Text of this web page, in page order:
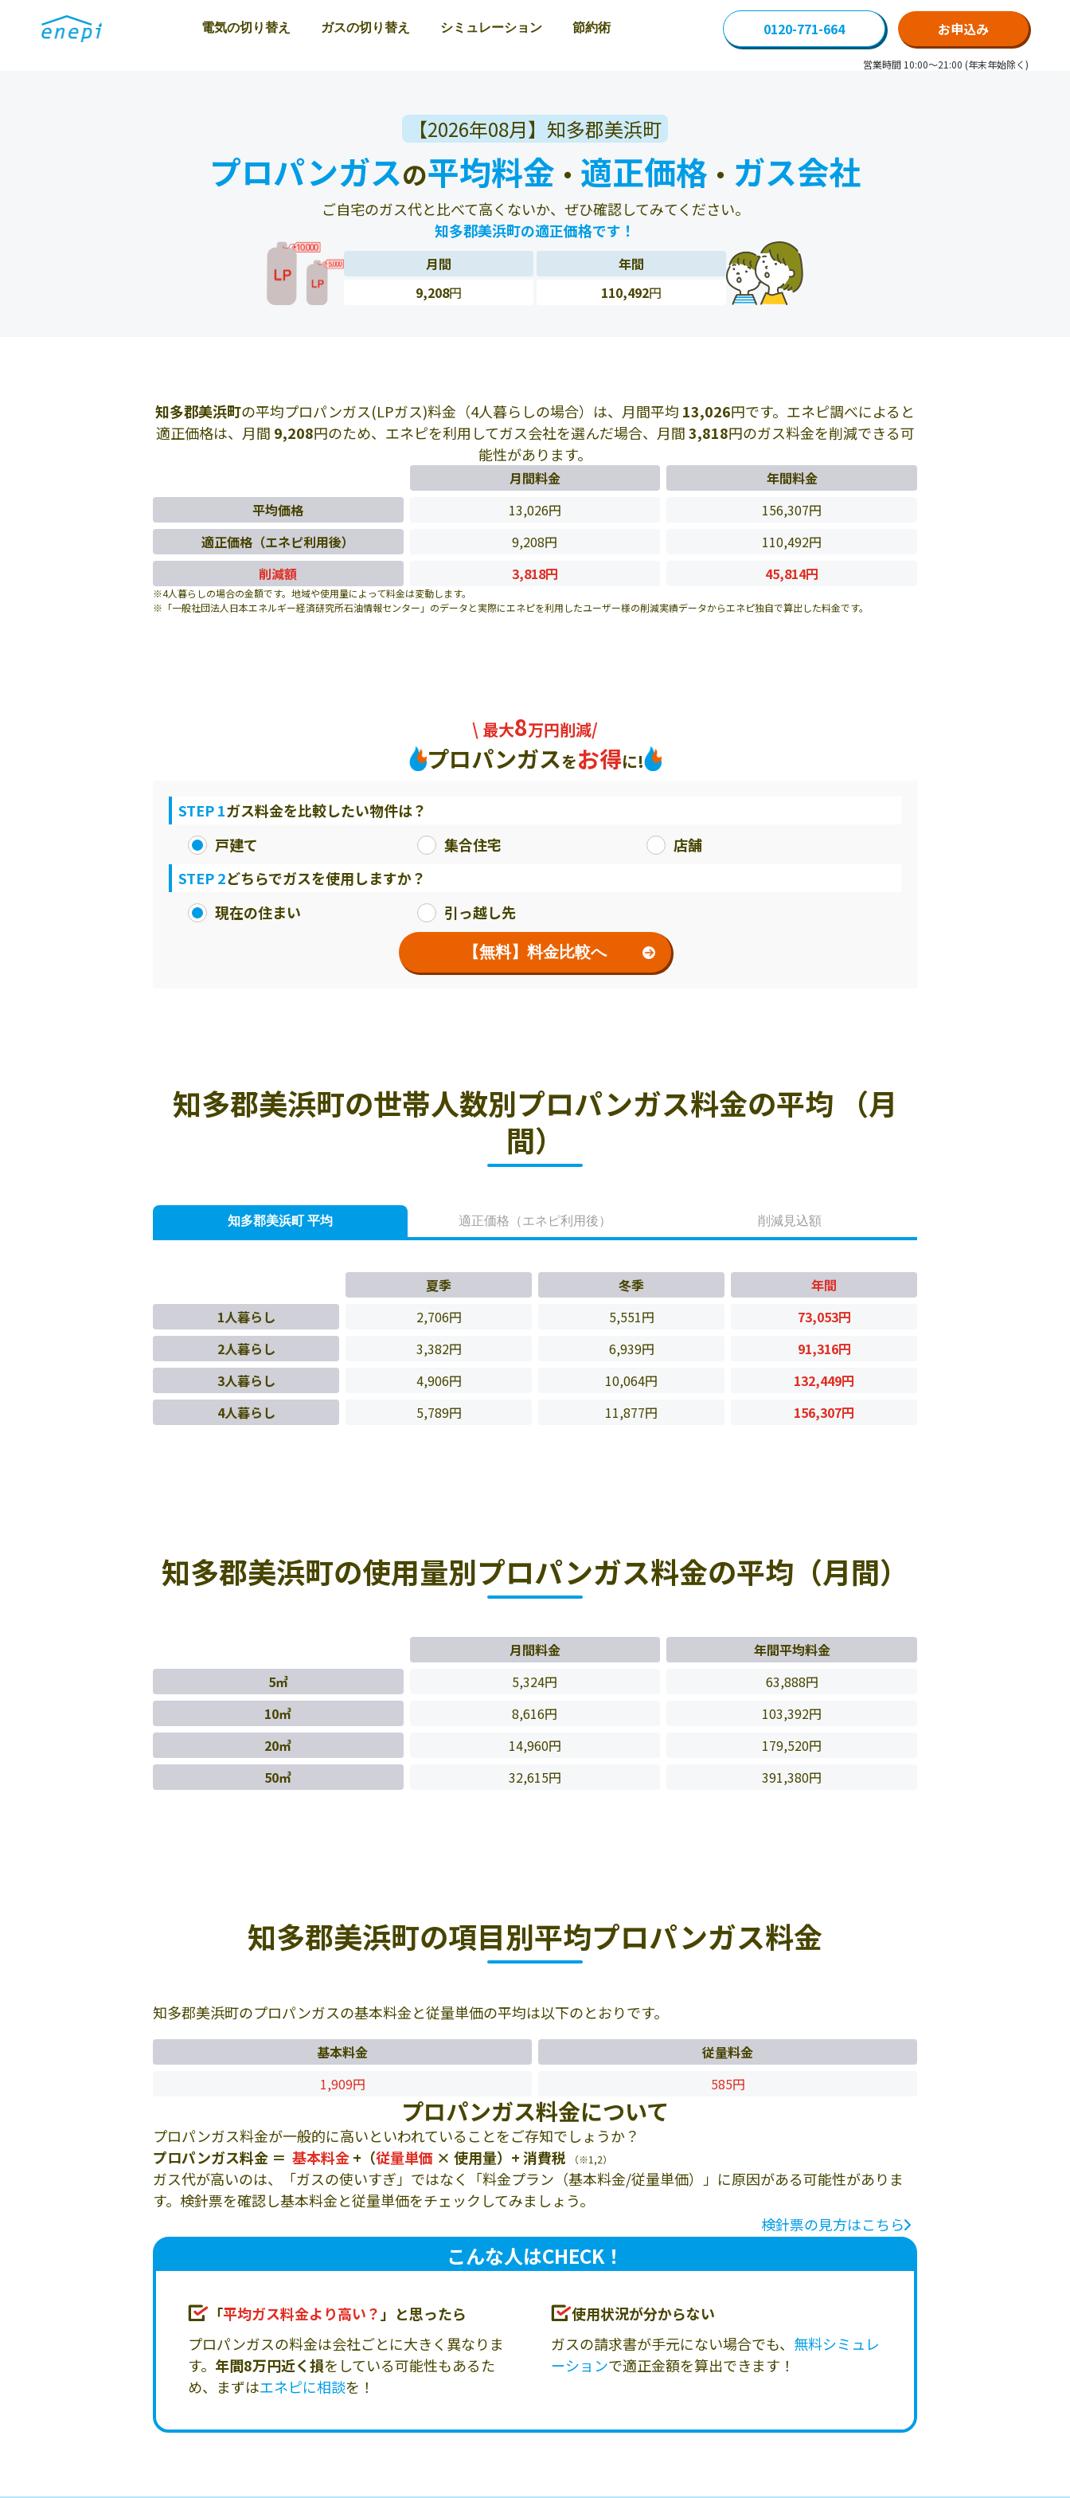
電気の切り替え ガスの切り替え シミュレーション 節約術 0120-771-664 お申込み
営業時間 10:00～21:00 (年末年始除く)
【2026年08月】知多郡美浜町
プロパンガスの平均料金 ・ 適正価格 ・ ガス会社
ご自宅のガス代と比べて高くないか、ぜひ確認してみてください。
知多郡美浜町の適正価格です！
月間
年間
9,208円 110,492円
知多郡美浜町の平均プロパンガス(LPガス)料金（4人暮らしの場合）は、月間平均 13,026円です。エネピ調べによると
適正価格は、月間 9,208円のため、エネピを利用してガス会社を選んだ場合、月間3,818円のガス料金を削減できる可
能性があります。
月間料金
年間料金
平均価格
13,026円
156,307円
適正価格（エネピ利用後）
9,208円
110,492円
削減額
3,818円 45,814円
※4人暮らしの場合の金額です。地域や使用量によって料金は変動します。
※「一般社団法人日本エネルギー経済研究所石油情報センター」のデータと実際にエネピを利用したユーザー様の削減実績データからエネピ独自で算出した料金です。
\ 最大8万円削減/
プロパンガスをお得に!
STEP 1ガス料金を比較したい物件は？
戸建て
集合住宅
店舗
STEP 2どちらでガスを使用しますか？
現在の住まい
引っ越し先
【無料】料金比較へ
知多郡美浜町の世帯人数別プロパンガス料金の平均 （月
間）
知多郡美浜町 平均 適正価格 （エネピ利用後） 削減見込額
夏季 冬季
年間
1人暮らし
2,706円 5,551円
73,053円
2人暮らし
3,382円 6,939円
91,316円
3人暮らし
4,906円 10,064円
132,449円
4人暮らし
5,789円 11,877円 156,307円
知多郡美浜町の使用量別プロパンガス料金の平均（月間）
月間料金
年間平均料金
5㎥
5,324円
63,888円
10㎥
8,616円
103,392円
20㎥
14,960円
179,520円
50㎥
32,615円 391,380円
知多郡美浜町の項目別平均プロパンガス料金
知多郡美浜町のプロパンガスの基本料金と従量単価の平均は以下のとおりです。
基本料金
従量料金
1,909円
585円
プロパンガス料金について
プロパンガス料金が一般的に高いといわれていることをご存知でしょうか？
プロパンガス料金 ＝ 基本料金+（従量単価 × 使用量）+ 消費税 （※1,2）
ガス代が高いのは、「ガスの使いすぎ」ではなく「料金プラン（基本料金/従量単価）」に原因がある可能性がありま
す。検針票を確認し基本料金と従量単価をチェックしてみましょう。
検針票の見方はこちら
こんな人はCHECK！
「平均ガス料金より高い？ 」と思ったら
プロパンガスの料金は会社ごとに大きく異なりま
す。 年間8万円近く損をしている可能性もあるた
め、まずはエネピに相談を！
使用状況が分からない
ガスの請求書が手元にない場合でも、 無料シミュレ
ーションで適正金額を算出できます！